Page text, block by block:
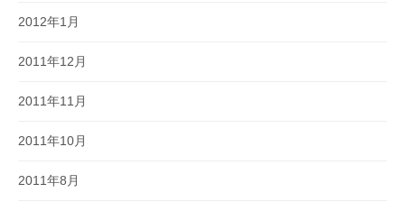
2012年1月
2011年12月
2011年11月
2011年10月
2011年8月